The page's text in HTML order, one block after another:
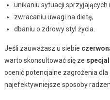
unikaniu sytuacji
zwracaniu uwagi na dietę,
dbaniu o zdrowy styl życia.
Jeśli zauważasz u siebie
warto skonsultować się ze
ocenić potencjalne zagrożenia
najefektywniejsze sposoby